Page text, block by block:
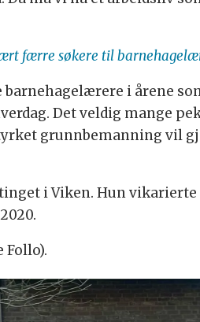
færre søkere til
i årene
Det veldig mange
grunnbemanning vil
i Viken. Hun
Follo).